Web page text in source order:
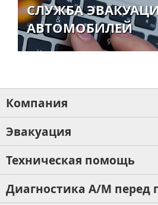
СЛУЖБА
АВТОМОБИЛЕЙ
Компания
Эвакуация
Техническая помощь
Диагностика А/М перед